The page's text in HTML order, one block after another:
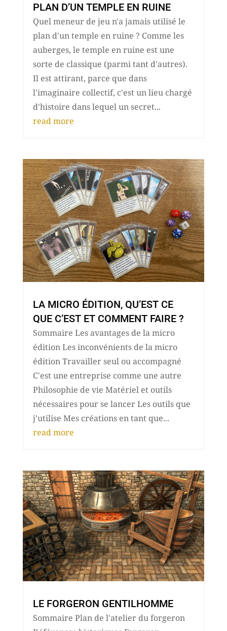
PLAN D’UN TEMPLE EN RUINE
Quel meneur de jeu n'a jamais utilisé le
plan d'un temple en ruine ? Comme les
auberges, le temple en ruine est une
sorte de classique (parmi tant d'autres).
Il est attirant, parce que dans
l'imaginaire collectif, c'est un lieu chargé
d'histoire dans lequel un secret...
read more
LA MICRO ÉDITION, QU’EST CE
QUE C’EST ET COMMENT FAIRE ?
Sommaire Les avantages de la micro
édition Les inconvénients de la micro
édition Travailler seul ou accompagné
C'est une entreprise comme une autre
Philosophie de vie Matériel et outils
nécessaires pour se lancer Les outils que
j'utilise Mes créations en tant que...
read more
LE FORGERON GENTILHOMME
Sommaire Plan de l'atelier du forgeron